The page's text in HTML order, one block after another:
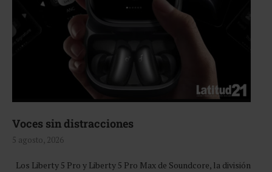
Voces sin distracciones
5 agosto, 2026
Los Liberty 5 Pro y Liberty 5 Pro Max de Soundcore, la división